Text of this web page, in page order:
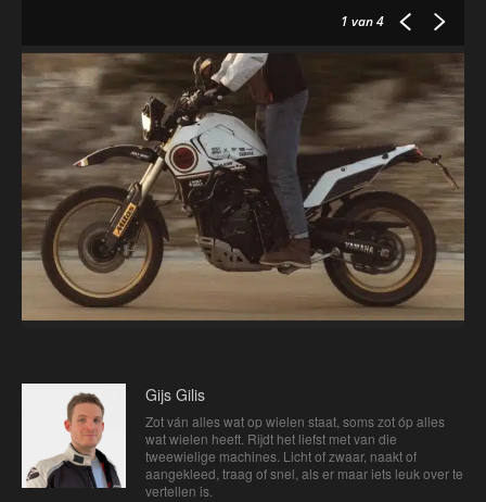
1 van 4
Gijs Gilis
Zot ván alles wat op wielen staat, soms zot óp alles
wat wielen heeft. Rijdt het liefst met van die
tweewielige machines. Licht of zwaar, naakt of
aangekleed, traag of snel, als er maar iets leuk over te
vertellen is.